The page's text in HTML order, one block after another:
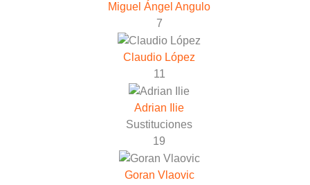
Miguel Ángel Angulo
7
Claudio López
11
Adrian Ilie
Sustituciones
19
Goran Vlaovic